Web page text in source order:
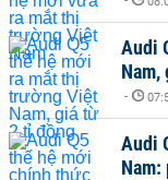
Audi
-
Audi
Nam: